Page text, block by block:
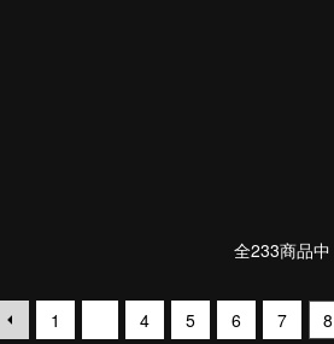
全233商品中
1 4 5 6 7 8